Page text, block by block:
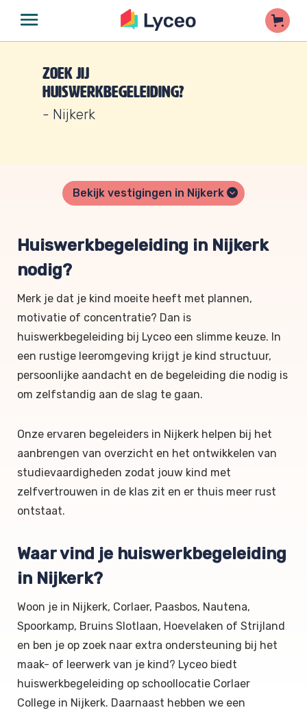
Zoek jij
huiswerkbegeleiding?
- Nijkerk
Bekijk vestigingen in Nijkerk
Huiswerkbegeleiding in Nijkerk
nodig?
Merk je dat je kind moeite heeft met plannen,
motivatie of concentratie? Dan is
huiswerkbegeleiding bij Lyceo een slimme keuze. In
een rustige leeromgeving krijgt je kind structuur,
persoonlijke aandacht en de begeleiding die nodig is
om zelfstandig aan de slag te gaan.
Onze ervaren begeleiders in Nijkerk helpen bij het
aanbrengen van overzicht en het ontwikkelen van
studievaardigheden zodat jouw kind met
zelfvertrouwen in de klas zit en er thuis meer rust
ontstaat.
Waar vind je huiswerkbegeleiding
in Nijkerk?
Woon je in Nijkerk, Corlaer, Paasbos, Nautena,
Spoorkamp, Bruins Slotlaan, Hoevelaken of Strijland
en ben je op zoek naar extra ondersteuning bij het
maak- of leerwerk van je kind? Lyceo biedt
huiswerkbegeleiding op schoollocatie Corlaer
College in Nijkerk. Daarnaast hebben we een